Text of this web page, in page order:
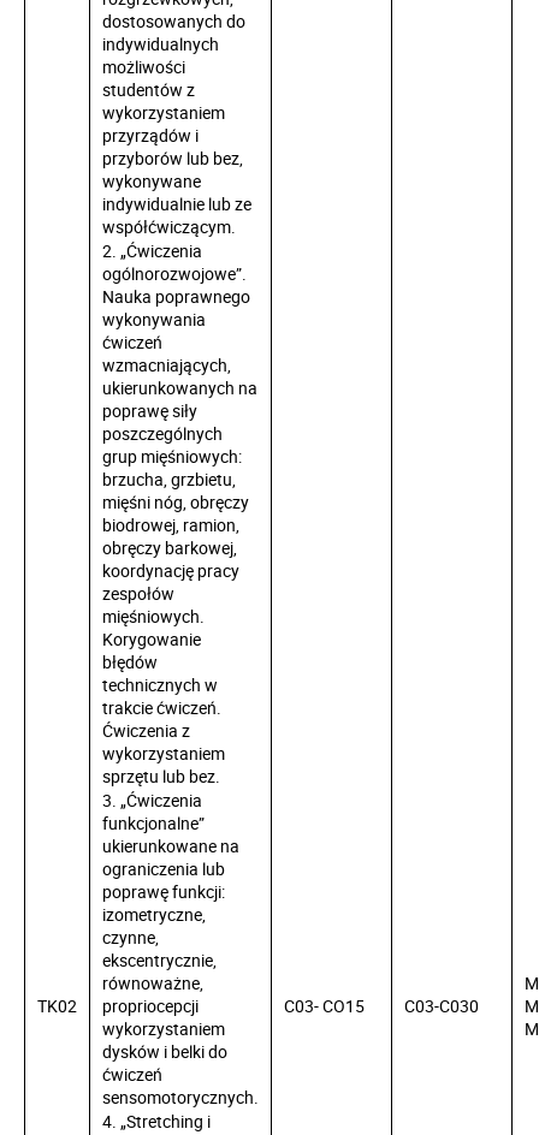
TK02
dostosowanych do
indywidualnych
możliwości
studentów z
wykorzystaniem
przyrządów i
przyborów lub bez,
wykonywane
indywidualnie lub ze
współćwiczącym.
2. „Ćwiczenia
ogólnorozwojowe”.
Nauka poprawnego
wykonywania
ćwiczeń
wzmacniających,
ukierunkowanych na
poprawę siły
poszczególnych
grup mięśniowych:
brzucha, grzbietu,
mięśni nóg, obręczy
biodrowej, ramion,
obręczy barkowej,
koordynację pracy
zespołów
mięśniowych.
Korygowanie
błędów
technicznych w
trakcie ćwiczeń.
Ćwiczenia z
wykorzystaniem
sprzętu lub bez.
3. „Ćwiczenia
funkcjonalne”
ukierunkowane na
ograniczenia lub
poprawę funkcji:
izometryczne,
czynne,
ekscentrycznie,
równoważne,
propriocepcji
wykorzystaniem
dysków i belki do
ćwiczeń
sensomotorycznych.
4. „Stretching i
C03- CO15 C03-C030